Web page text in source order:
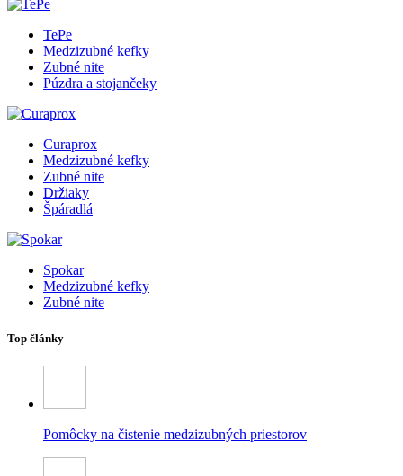
TePe
Medzizubné kefky
Zubné nite
Púzdra a stojančeky
Curaprox
Medzizubné kefky
Zubné nite
Držiaky
Špáradlá
Spokar
Medzizubné kefky
Zubné nite
Top články
Pomôcky na čistenie medzizubných priestorov